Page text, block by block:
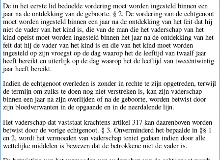
De in het eerste lid bedoelde vordering moet worden ingesteld binnen een
jaar na de ontdekking van de geboorte. § 2. De vordering van de echtgenoot
moet worden ingesteld binnen een jaar na de ontdekking van het feit dat hij
niet de vader van het kind is, die van de man die het vaderschap van het
kind opeist moet worden ingesteld binnen het jaar na de ontdekking van het
feit dat hij de vader van het kind is en die van het kind moet worden
ingesteld op zijn vroegst op de dag waarop het de leeftijd van twaalf jaar
heeft bereikt en uiterlijk op de dag waarop het de leeftijd van tweeëntwintig
jaar heeft bereikt.
Indien de echtgenoot overleden is zonder in rechte te zijn opgetreden, terwijl
de termijn om zulks te doen nog niet verstreken is, kan zijn vaderschap
binnen een jaar na zijn overlijden of na de geboorte, worden betwist door
zijn bloedverwanten in de opgaande en in de neerdalende lijn.
Het vaderschap dat vaststaat krachtens artikel 317 kan daarenboven worden
betwist door de vorige echtgenoot. § 3. Onverminderd het bepaalde in §§ 1
en 2, wordt het vermoeden van vaderschap teniet gedaan indien door alle
wettelijke middelen is bewezen dat de betrokkene niet de vader is.